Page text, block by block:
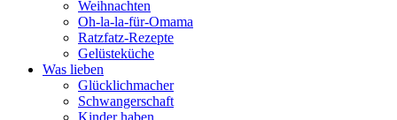
Weihnachten
Oh-la-la-für-Omama
Ratzfatz-Rezepte
Gelüsteküche
Was lieben
Glücklichmacher
Schwangerschaft
Kinder haben